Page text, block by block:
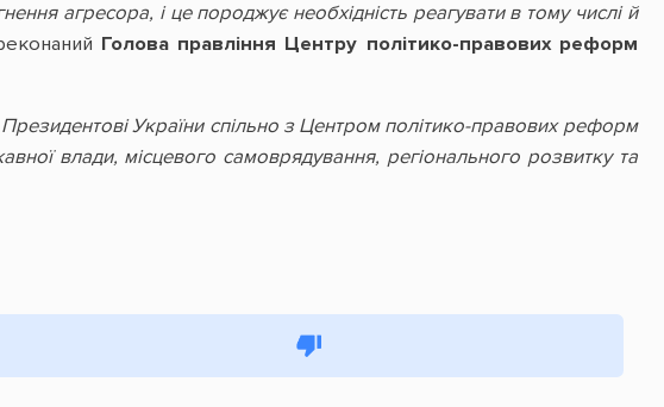
агресора, і це породжує необхідність реагувати в тому числі й
Голова правління Центру політико-правових реформ
України спільно з Центром політико-правових реформ
влади, місцевого самоврядування, регіонального розвитку та